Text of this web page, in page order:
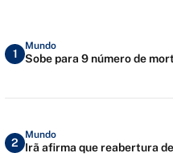
1
Mundo
Sobe para 9 número de
2
Mundo
Irã afirma que reabertura